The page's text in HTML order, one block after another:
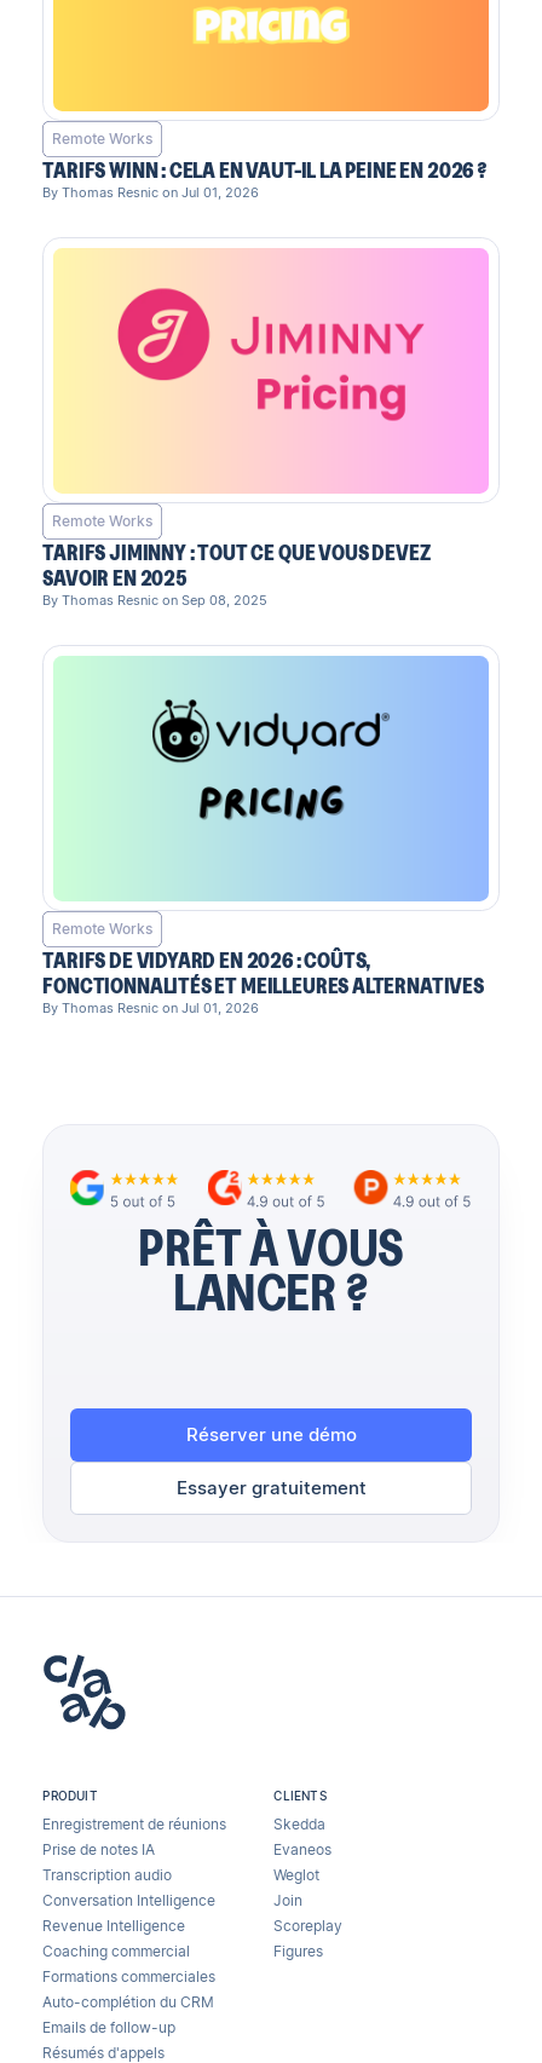
Remote Works
TARIFS WINN : CELA EN VAUT-IL LA PEINE EN 2026 ?
By Thomas Resnic on Jul 01, 2026
Remote Works
TARIFS JIMINNY : TOUT CE QUE VOUS DEVEZ
SAVOIR EN 2025
By Thomas Resnic on Sep 08, 2025
Remote Works
TARIFS DE VIDYARD EN 2026 : COÛTS,
FONCTIONNALITÉS ET MEILLEURES ALTERNATIVES
By Thomas Resnic on Jul 01, 2026
PRÊT À VOUS
LANCER ?
Réserver une démo
Essayer gratuitement
PRODUIT
Enregistrement de réunions
Prise de notes IA
Transcription audio
Conversation Intelligence
Revenue Intelligence
Coaching commercial
Formations commerciales
Auto-complétion du CRM
Emails de follow-up
Résumés d'appels
CLIENTS
Skedda
Evaneos
Weglot
Join
Scoreplay
Figures